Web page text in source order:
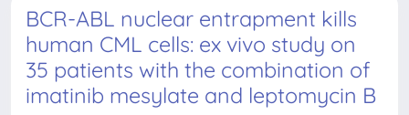
BCR-ABL nuclear entrapment kills
human CML cells: ex vivo study on
35 patients with the combination of
imatinib mesylate and leptomycin B